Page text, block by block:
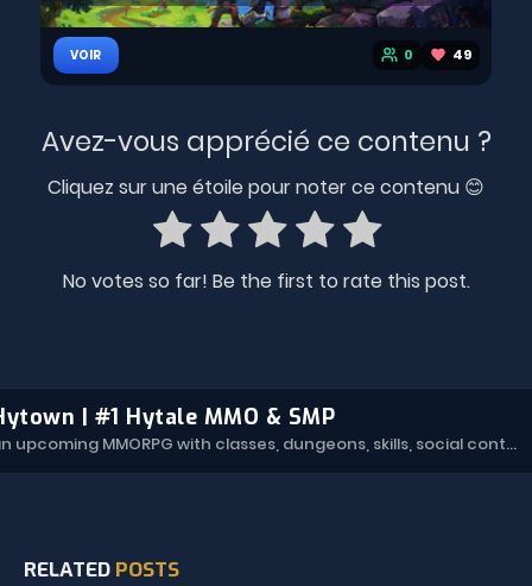
VOIR 0 49
Avez-vous apprécié ce contenu ?
Cliquez sur une étoile pour noter ce contenu 😊
No votes so far! Be the first to rate this post.
| #1 Hytale MMO & SMP
Hytown is an upcoming MMORPG with classes, dungeons, skills, social content, and more.
RELATED POSTS